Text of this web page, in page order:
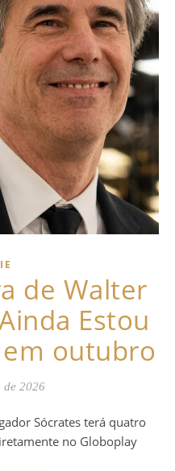
de Walter
Estou
outubro
de 2026
no Globoplay